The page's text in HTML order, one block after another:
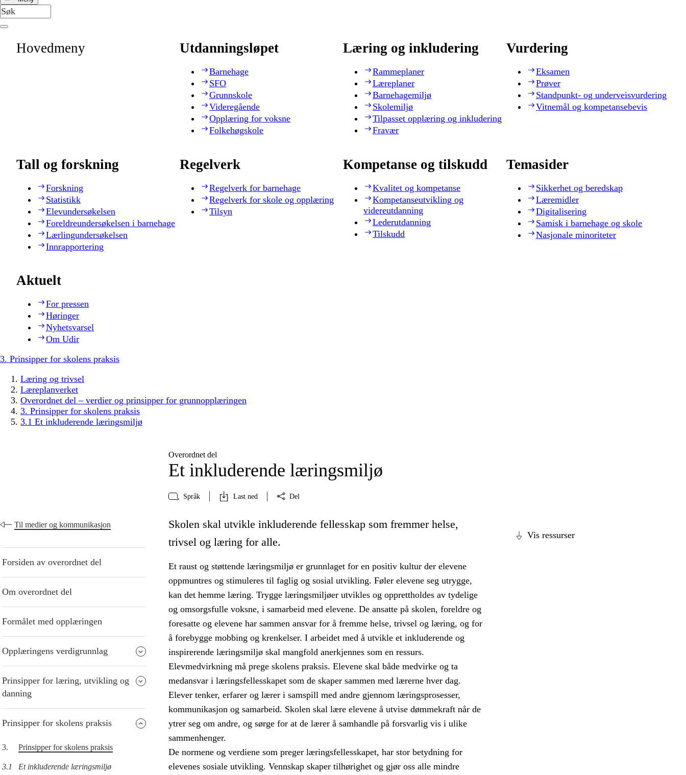
Hovedmeny Utdanningsløpet
Barnehage
SFO
Grunnskole
Videregående
Opplæring for voksne
Folkehøgskole
Læring og inkludering
Rammeplaner
Læreplaner
Barnehagemiljø
Skolemiljø
Tilpasset opplæring og inkludering
Fravær
Vurdering
Eksamen
Prøver
Standpunkt- og underveisvurdering
Vitnemål og kompetansebevis
Tall og forskning
Forskning
Statistikk
Elevundersøkelsen
Foreldreundersøkelsen i barnehage
Lærlingundersøkelsen
Innrapportering
Regelverk
Regelverk for barnehage
Regelverk for skole og opplæring
Tilsyn
Kompetanse og tilskudd
Kvalitet og kompetanse
Kompetanseutvikling og
videreutdanning
Lederutdanning
Tilskudd
Temasider
Sikkerhet og beredskap
Læremidler
Digitalisering
Samisk i barnehage og skole
Nasjonale minoriteter
Aktuelt
For pressen
Høringer
Nyhetsvarsel
Om Udir
3. Prinsipper for skolens praksis
Læring og trivsel
Læreplanverket
Overordnet del – verdier og prinsipper for grunnopplæringen
3. Prinsipper for skolens praksis
3.1 Et inkluderende læringsmiljø
Overordnet del
Et inkluderende læringsmiljø
Språk Last ned Del
Til medier og kommunikasjon
Forsiden av overordnet del
Om overordnet del
Formålet med opplæringen
Opplæringens verdigrunnlag
Prinsipper for læring, utvikling og
danning
Prinsipper for skolens praksis
3. Prinsipper for skolens praksis
3.1 Et inkluderende læringsmiljø
Vis ressurser
Skolen skal utvikle inkluderende fellesskap som fremmer helse,
trivsel og læring for alle.
Et raust og støttende læringsmiljø er grunnlaget for en positiv kultur der elevene
oppmuntres og stimuleres til faglig og sosial utvikling. Føler elevene seg utrygge,
kan det hemme læring. Trygge læringsmiljøer utvikles og opprettholdes av tydelige
og omsorgsfulle voksne, i samarbeid med elevene. De ansatte på skolen, foreldre og
foresatte og elevene har sammen ansvar for å fremme helse, trivsel og læring, og for
å forebygge mobbing og krenkelser. I arbeidet med å utvikle et inkluderende og
inspirerende læringsmiljø skal mangfold anerkjennes som en ressurs.
Elevmedvirkning må prege skolens praksis. Elevene skal både medvirke og ta
medansvar i læringsfellesskapet som de skaper sammen med lærerne hver dag.
Elever tenker, erfarer og lærer i samspill med andre gjennom læringsprosesser,
kommunikasjon og samarbeid. Skolen skal lære elevene å utvise dømmekraft når de
ytrer seg om andre, og sørge for at de lærer å samhandle på forsvarlig vis i ulike
sammenhenger.
De normene og verdiene som preger læringsfellesskapet, har stor betydning for
elevenes sosiale utvikling. Vennskap skaper tilhørighet og gjør oss alle mindre